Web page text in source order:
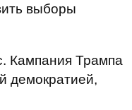
выборы
Кампания Трампа
демократией,